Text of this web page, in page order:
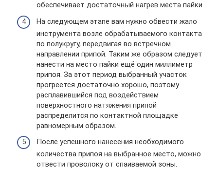
обеспечивает достаточный нагрев места пайки.
На следующем этапе вам нужно обвести жало
инструмента возле обрабатываемого контакта
по полукругу, передвигая во встречном
направлении припой. Таким же образом следует
нанести на место пайки ещё один миллиметр
припоя. За этот период выбранный участок
прогреется достаточно хорошо, поэтому
расплавившийся под воздействием
поверхностного натяжения припой
распределится по контактной площадке
равномерным образом.
После успешного нанесения необходимого
количества припоя на выбранное место, можно
отвести проволоку от спаиваемой зоны.